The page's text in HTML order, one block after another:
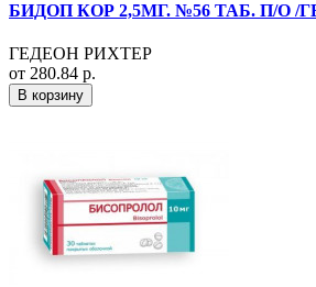
БИДОП КОР 2,5МГ. №56 ТАБ. П/О /
ГЕДЕОН РИХТЕР
от 280.84 р.
В корзину